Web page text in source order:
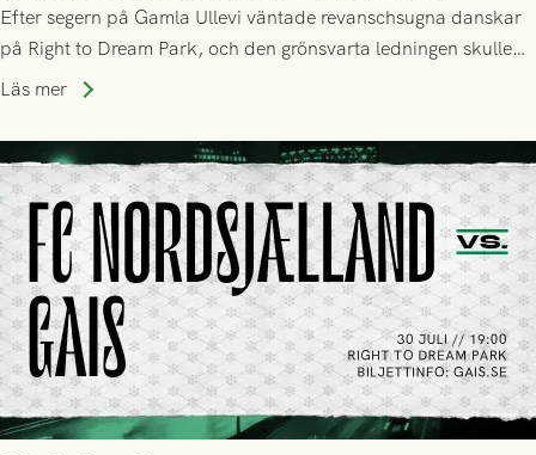
Efter segern på Gamla Ullevi väntade revanschsugna danskar
på Right to Dream Park, och den grönsvarta ledningen skulle
upphöra efter mindre än kvarten spelad. På lika mark visade
tennissiffror och det grönsvarta europaäventyret tog slut.
Läs mer